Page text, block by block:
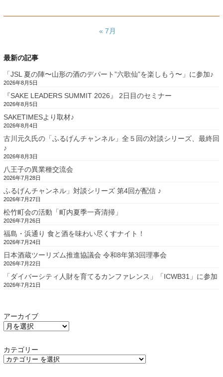
« 7月
最新の記事
「JSL 夏の陣〜山形の酒のデパート”六歌仙”を楽しもう〜」に参加♪
2026年8月5日
『SAKE LEADERS SUMMIT 2026』 2日目のセミナー
2026年8月5日
SAKETIMESより取材♪
2026年8月4日
古川元久氏の「ふるげんチャンネル」全５回の対談シリーズ、最終回
♪
2026年8月3日
八王子の異業種交流会
2026年7月28日
ふるげんチャンネル」対談シリーズ 第4回が配信 ♪
2026年7月27日
松竹町会の活動「町内夏季一斉清掃」
2026年7月26日
福島・浜通り 食と酒を味わい尽くすナイト！
2026年7月24日
日本酒蔵ツーリズム推進協議会 令和8年第3回理事会
2026年7月22日
「ダイバーシティ人財を育てるカンファレンス」「ICWB31」に参加
2026年7月21日
アーカイブ
カテゴリー